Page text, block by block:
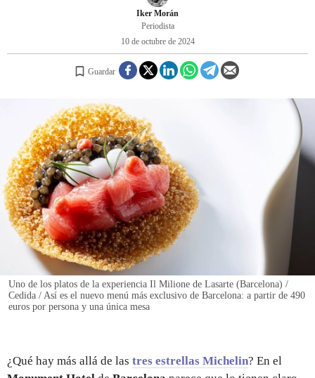
INICIAR SESIÓN
Iker Morán
Periodista
10 de octubre de 2024
Guardar
Uno de los platos de la experiencia Il Milione de Lasarte (Barcelona) /
Cedida / Así es el nuevo menú más exclusivo de Barcelona: a partir de 490
euros por persona y una única mesa
¿Qué hay más allá de las tres estrellas Michelin? En el